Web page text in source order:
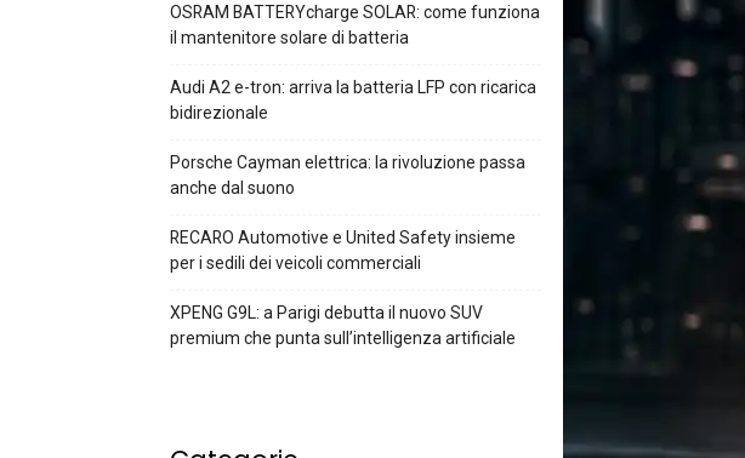
OSRAM BATTERYcharge SOLAR: come funziona
il mantenitore solare di batteria
Audi A2 e-tron: arriva la batteria LFP con ricarica
bidirezionale
Porsche Cayman elettrica: la rivoluzione passa
anche dal suono
RECARO Automotive e United Safety insieme
per i sedili dei veicoli commerciali
XPENG G9L: a Parigi debutta il nuovo SUV
premium che punta sull’intelligenza artificiale